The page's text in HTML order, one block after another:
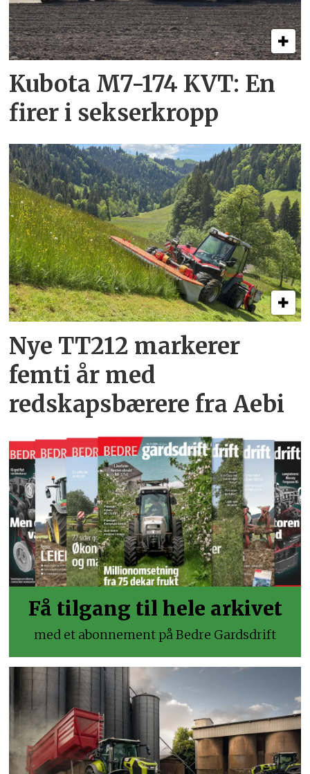
Kubota M7-174 KVT: En
firer i sekserkropp
Nye TT212 markerer
femti år­ med
redskapsbærere fra Aebi
Få tilgang til hele arkivet
med et abonnement på Bedre Gardsdrift